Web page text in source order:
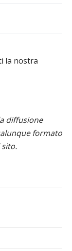
la nostra
diffusione
formato